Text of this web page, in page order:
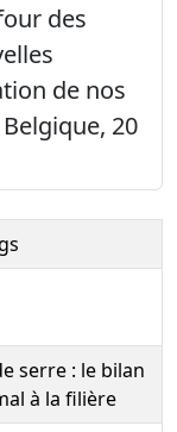
des
de nos
20
serre : le bilan
à la filière